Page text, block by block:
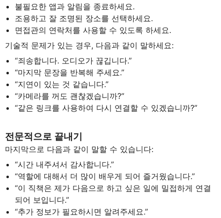
불필요한 앱과 알림을 종료하세요.
조용하고 잘 조명된 장소를 선택하세요.
면접관의 연락처를 사용할 수 있도록 하세요.
기술적 문제가 있는 경우, 다음과 같이 말하세요:
“죄송합니다. 오디오가 끊깁니다.”
“마지막 문장을 반복해 주세요.”
“지연이 있는 것 같습니다.”
“카메라를 꺼도 괜찮겠습니까?”
“같은 링크를 사용하여 다시 연결할 수 있겠습니까?”
전문적으로 끝내기
마지막으로 다음과 같이 말할 수 있습니다:
“시간 내주셔서 감사합니다.”
“역할에 대해서 더 많이 배우게 되어 즐거웠습니다.”
“이 직책은 제가 다음으로 하고 싶은 일에 밀접하게 연결
되어 보입니다.”
“추가 정보가 필요하시면 알려주세요.”